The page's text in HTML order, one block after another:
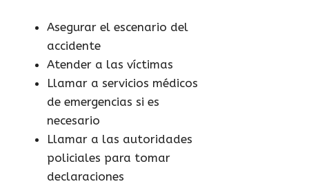
Asegurar el escenario del
accidente
Atender a las víctimas
Llamar a servicios médicos
de emergencias si es
necesario
Llamar a las autoridades
policiales para tomar
declaraciones